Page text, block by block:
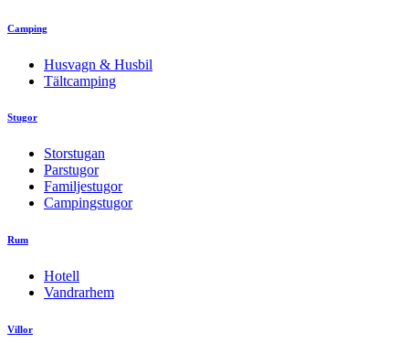
Camping
Husvagn & Husbil
Tältcamping
Stugor
Storstugan
Parstugor
Familjestugor
Campingstugor
Rum
Hotell
Vandrarhem
Villor